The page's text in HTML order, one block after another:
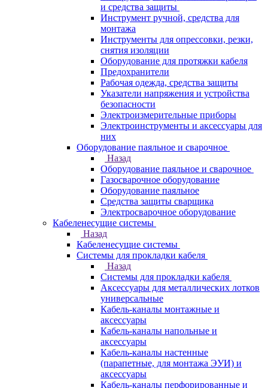
и средства защиты
Инструмент ручной, средства для
монтажа
Инструменты для опрессовки, резки,
снятия изоляции
Оборудование для протяжки кабеля
Предохранители
Рабочая одежда, средства защиты
Указатели напряжения и устройства
безопасности
Электроизмерительные приборы
Электроинструменты и аксессуары для
них
Оборудование паяльное и сварочное
Назад
Оборудование паяльное и сварочное
Газосварочное оборудование
Оборудование паяльное
Средства защиты сварщика
Электросварочное оборудование
Кабеленесущие системы
Назад
Кабеленесущие системы
Системы для прокладки кабеля
Назад
Системы для прокладки кабеля
Аксессуары для металлических лотков
универсальные
Кабель-каналы монтажные и
аксессуары
Кабель-каналы напольные и
аксессуары
Кабель-каналы настенные
(парапетные, для монтажа ЭУИ) и
аксессуары
Кабель-каналы перфорированные и